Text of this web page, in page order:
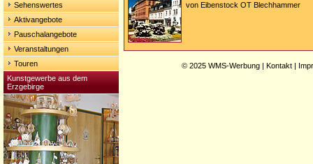
Sehenswertes
Aktivangebote
Pauschalangebote
Veranstaltungen
Touren
Kunstgewerbe aus dem
Erzgebirge
von Eibenstock OT Blechhammer
© 2025 WMS-Werbung | Kontakt |